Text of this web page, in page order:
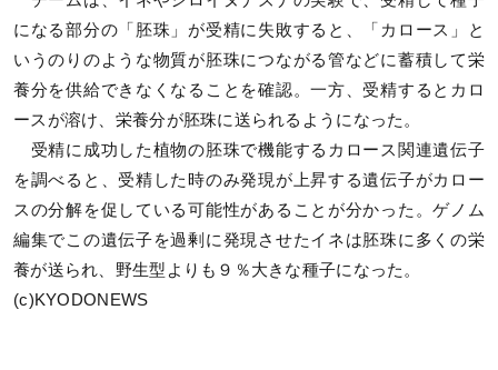
になる部分の「胚珠」が受精に失敗すると、「カロース」と
いうのりのような物質が胚珠につながる管などに蓄積して栄
養分を供給できなくなることを確認。一方、受精するとカロ
ースが溶け、栄養分が胚珠に送られるようになった。
受精に成功した植物の胚珠で機能するカロース関連遺伝子
を調べると、受精した時のみ発現が上昇する遺伝子がカロー
スの分解を促している可能性があることが分かった。ゲノム
編集でこの遺伝子を過剰に発現させたイネは胚珠に多くの栄
養が送られ、野生型よりも９％大きな種子になった。
(c)KYODONEWS